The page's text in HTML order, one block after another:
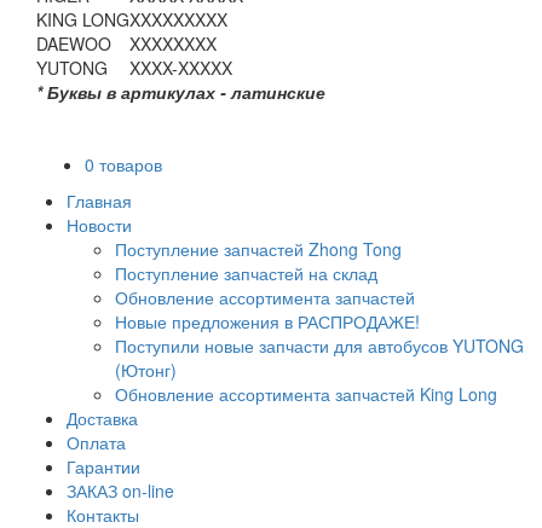
KING LONGXXXXXXXXX
DAEWOO
XXXXXXXX
YUTONG
XXXX-XXXXX
* Буквы в артикулах - латинские
0 товаров
Главная
Новости
Поступление запчастей Zhong Tong
Поступление запчастей на склад
Обновление ассортимента запчастей
Новые предложения в РАСПРОДАЖЕ!
Поступили новые запчасти для автобусов YUTONG
(Ютонг)
Обновление ассортимента запчастей King Long
Доставка
Оплата
Гарантии
ЗАКАЗ on-line
Контакты